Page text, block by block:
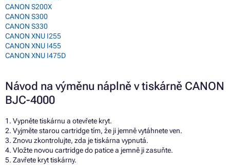
CANON S200X
CANON S300
CANON S330
CANON XNU I255
CANON XNU I455
CANON XNU I475D
Návod na výměnu náplně v tiskárně CANON
BJC-4000
1. Vypněte tiskárnu a otevřete kryt.
2. Vyjměte starou cartridge tím, že ji jemně vytáhnete ven.
3. Znovu zkontrolujte, zda je tiskárna vypnutá.
4. Vložte novou cartridge do patice a jemně ji zasuňte.
5. Zavřete kryt tiskárny.